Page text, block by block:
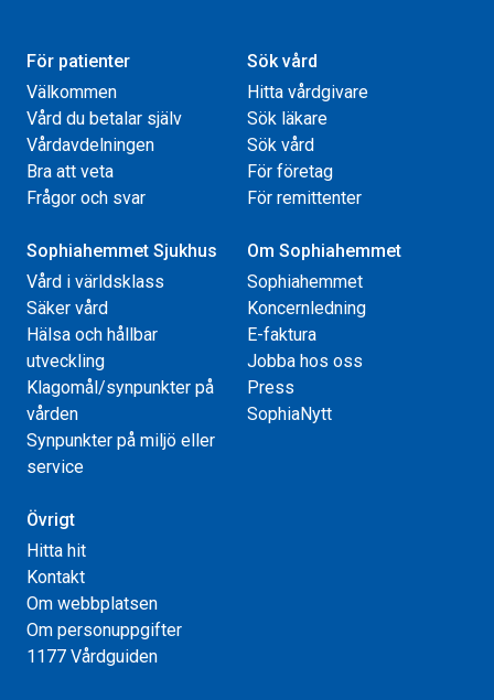
För patienter
Välkommen
Vård du betalar själv
Vårdavdelningen
Bra att veta
Frågor och svar
Sök vård
Hitta vårdgivare
Sök läkare
Sök vård
För företag
För remittenter
Sophiahemmet Sjukhus
Vård i världsklass
Säker vård
Hälsa och hållbar
utveckling
Klagomål/synpunkter på
vården
Synpunkter på miljö eller
service
Om Sophiahemmet
Sophiahemmet
Koncernledning
E-faktura
Jobba hos oss
Press
SophiaNytt
Övrigt
Hitta hit
Kontakt
Om webbplatsen
Om personuppgifter
1177 Vårdguiden